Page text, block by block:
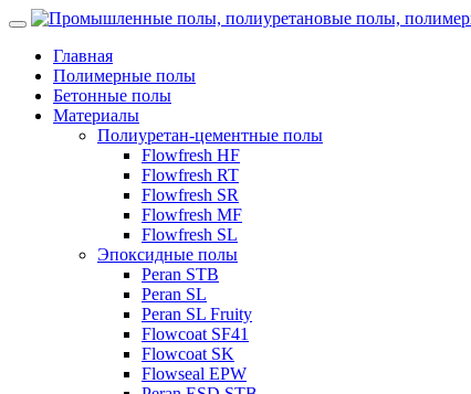
Главная
Полимерные полы
Бетонные полы
Материалы
Полиуретан-цементные полы
Flowfresh HF
Flowfresh RT
Flowfresh SR
Flowfresh MF
Flowfresh SL
Эпоксидные полы
Peran STB
Peran SL
Peran SL Fruity
Flowcoat SF41
Flowcoat SK
Flowseal EPW